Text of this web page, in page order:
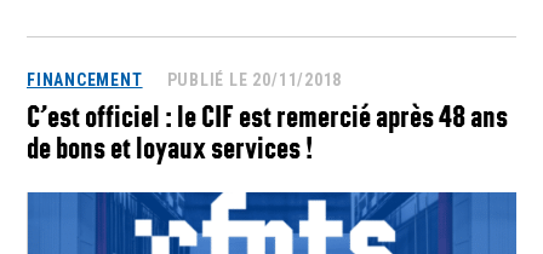
FINANCEMENT PUBLIÉ LE 20/11/2018
C’est officiel : le CIF est remercié après 48 ans
de bons et loyaux services !